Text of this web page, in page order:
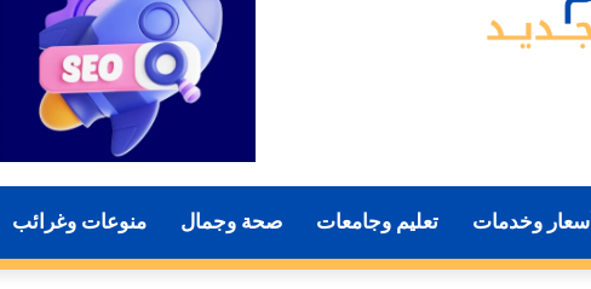
أسعار وخدمات تعليم وجامعات صحة وجمال منوعات وغرائب